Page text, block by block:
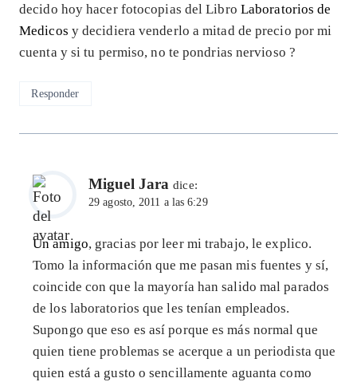
decido hoy hacer fotocopias del Libro Laboratorios de
Medicos y decidiera venderlo a mitad de precio por mi
cuenta y si tu permiso, no te pondrias nervioso ?
Responder
Miguel Jara dice:
29 agosto, 2011 a las 6:29
Un amigo, gracias por leer mi trabajo, le explico.
Tomo la información que me pasan mis fuentes y sí,
coincide con que la mayoría han salido mal parados
de los laboratorios que les tenían empleados.
Supongo que eso es así porque es más normal que
quien tiene problemas se acerque a un periodista que
quien está a gusto o sencillamente aguanta como